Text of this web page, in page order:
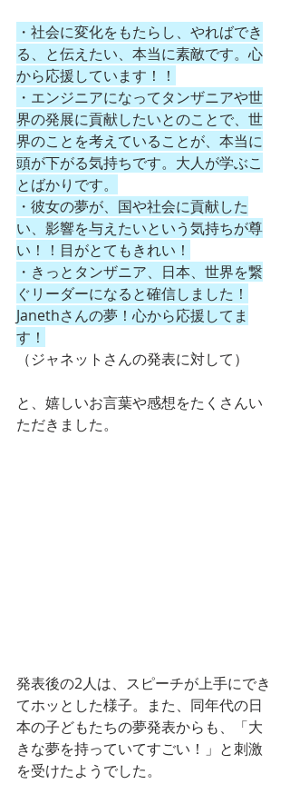
・社会に変化をもたらし、やればでき
る、と伝えたい、本当に素敵です。心
から応援しています！！
・エンジニアになってタンザニアや世
界の発展に貢献したいとのことで、世
界のことを考えていることが、本当に
頭が下がる気持ちです。大人が学ぶこ
とばかりです。
・彼女の夢が、国や社会に貢献した
い、影響を与えたいという気持ちが尊
い！！目がとてもきれい！
・きっとタンザニア、日本、世界を繋
ぐリーダーになると確信しました！
Janethさんの夢！心から応援してま
す！
（ジャネットさんの発表に対して）
と、嬉しいお言葉や感想をたくさんい
ただきました。
発表後の2人は、スピーチが上手にでき
てホッとした様子。また、同年代の日
本の子どもたちの夢発表からも、「大
きな夢を持っていてすごい！」と刺激
を受けたようでした。